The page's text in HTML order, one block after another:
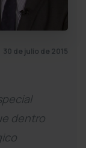
30 de julio de 2015
dentro